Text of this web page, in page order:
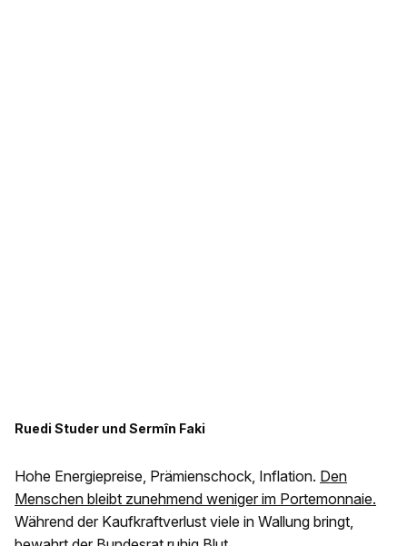
Ruedi Studer und Sermîn Faki
Hohe Energiepreise, Prämienschock, Inflation. Den
Menschen bleibt zunehmend weniger im Portemonnaie.
Während der Kaufkraftverlust viele in Wallung bringt,